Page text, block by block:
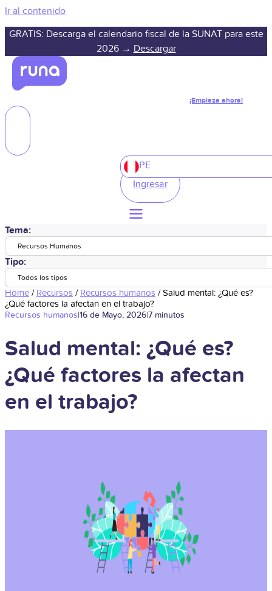
Ir al contenido
GRATIS: Descarga el calendario fiscal de la SUNAT para este
2026 → Descargar
¡Empieza ahora!
PE
Ingresar
Tema:
Recursos Humanos
Tipo:
Todos los tipos
Home / Recursos / Recursos humanos /Salud mental: ¿Qué es?
¿Qué factores la afectan en el trabajo?
Recursos humanos|16 de Mayo, 2026|7 minutos
Salud mental: ¿Qué es?
¿Qué factores la afectan
en el trabajo?